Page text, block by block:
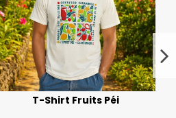
T-Shirt Fruits Péi